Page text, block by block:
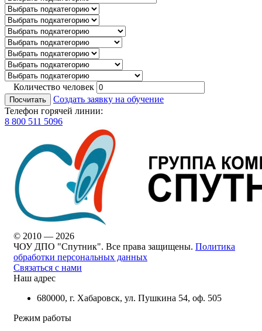
Количество человек
Посчитать
Создать заявку на обучение
Телефон горячей линии:
8 800 511 5096
© 2010 — 2026
ЧОУ ДПО "Спутник". Все права защищены. Политика
обработки персональных данных
Связаться с нами
Наш адрес
680000, г. Хабаровск, ул. Пушкина 54, оф. 505
Режим работы